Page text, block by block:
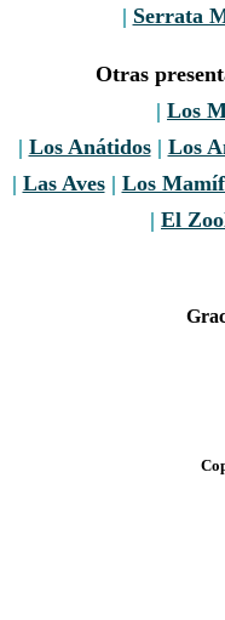
| Serrata
Otras
| Los
| Los Anátidos| Los
| Las Aves| Los
| El